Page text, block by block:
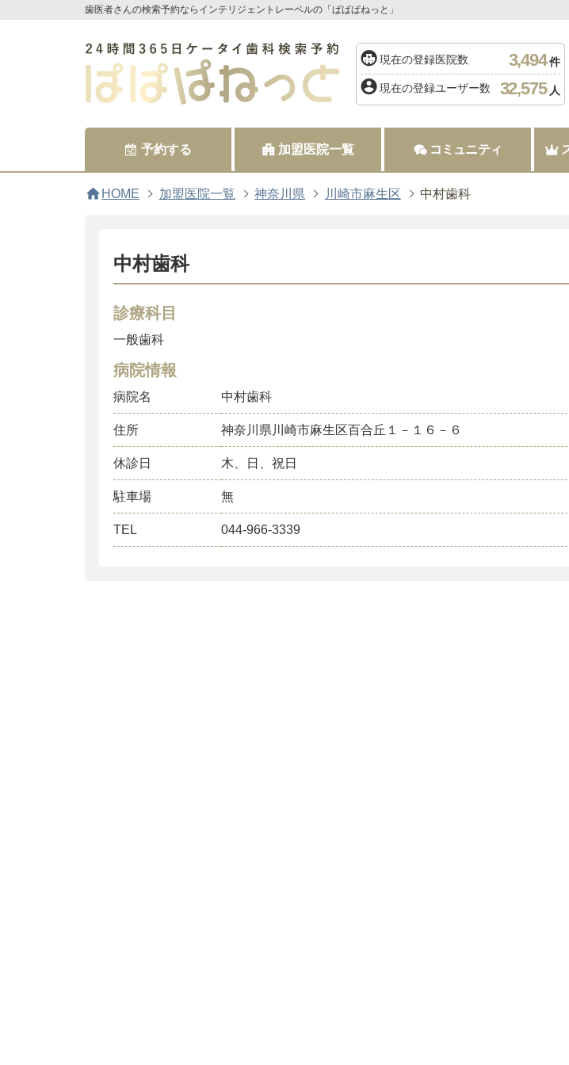
歯医者さんの検索予約ならインテリジェントレーベルの「ぱぱぱねっと」
現在の登録医院数 3,494件
現在の登録ユーザー数 32,575 人
予約する 加盟医院一覧 コミュニティ
home HOME 加盟医院一覧 神奈川県 川崎市麻生区 中村歯科
中村歯科
診療科目
一般歯科
病院情報
病院名 中村歯科
住所 神奈川県川崎市麻生区百合丘１－１６－６
休診日 木、日、祝日
駐車場 無
TEL 044-966-3339